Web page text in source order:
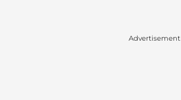
Advertisement